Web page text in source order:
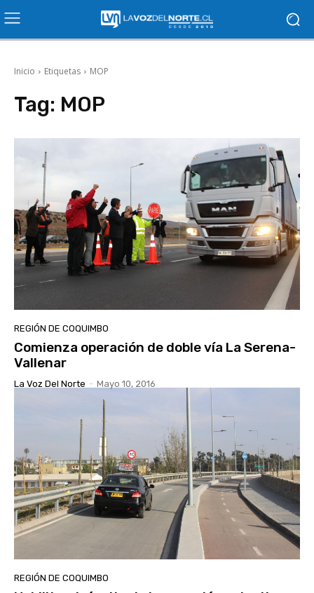
Inicio Etiquetas MOP
Tag: MOP
REGIÓN DE COQUIMBO
Comienza operación de doble vía La Serena-
Vallenar
La Voz Del Norte - Mayo 10, 2016
REGIÓN DE COQUIMBO